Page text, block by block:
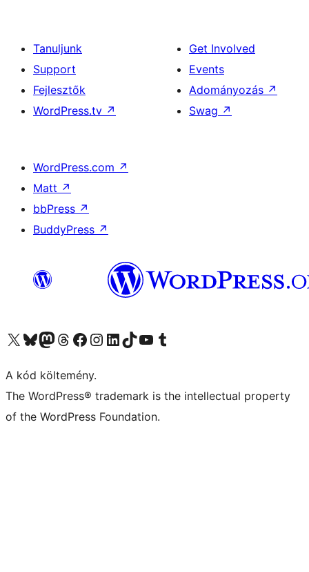
Tanuljunk
Support
Fejlesztők
WordPress.tv ↗
Get Involved
Events
Adományozás ↗
Swag ↗
WordPress.com ↗
Matt ↗
bbPress ↗
BuddyPress ↗
Visit our X (formerly Twitter) account
Visit our Bluesky account
Twitter csatornánk
Visit our Threads account
Facebook oldalunk megtekintése
Visit our Instagram account
Visit our LinkedIn account
Visit our TikTok account
Visit our YouTube channel
Visit our Tumblr account
A kód költemény.
The WordPress® trademark is the intellectual property
of the WordPress Foundation.